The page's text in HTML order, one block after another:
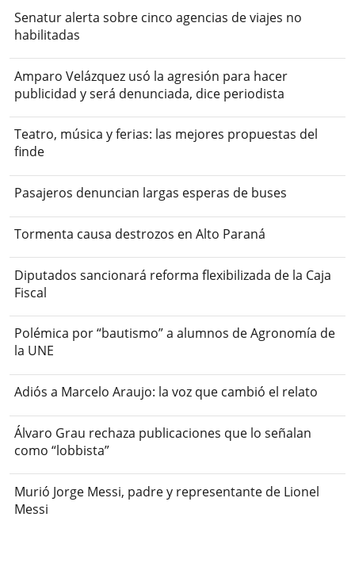
Senatur alerta sobre cinco agencias de viajes no
habilitadas
Amparo Velázquez usó la agresión para hacer
publicidad y será denunciada, dice periodista
Teatro, música y ferias: las mejores propuestas del
finde
Pasajeros denuncian largas esperas de buses
Tormenta causa destrozos en Alto Paraná
Diputados sancionará reforma flexibilizada de la Caja
Fiscal
Polémica por “bautismo” a alumnos de Agronomía de
la UNE
Adiós a Marcelo Araujo: la voz que cambió el relato
Álvaro Grau rechaza publicaciones que lo señalan
como “lobbista”
Murió Jorge Messi, padre y representante de Lionel
Messi